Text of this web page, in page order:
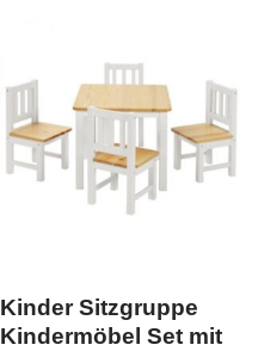
Kinder Sitzgruppe
Kindermöbel Set mit